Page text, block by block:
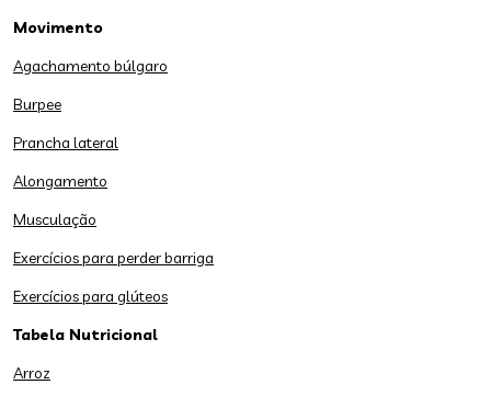
Movimento
Agachamento búlgaro
Burpee
Prancha lateral
Alongamento
Musculação
Exercícios para perder barriga
Exercícios para glúteos
Tabela Nutricional
Arroz